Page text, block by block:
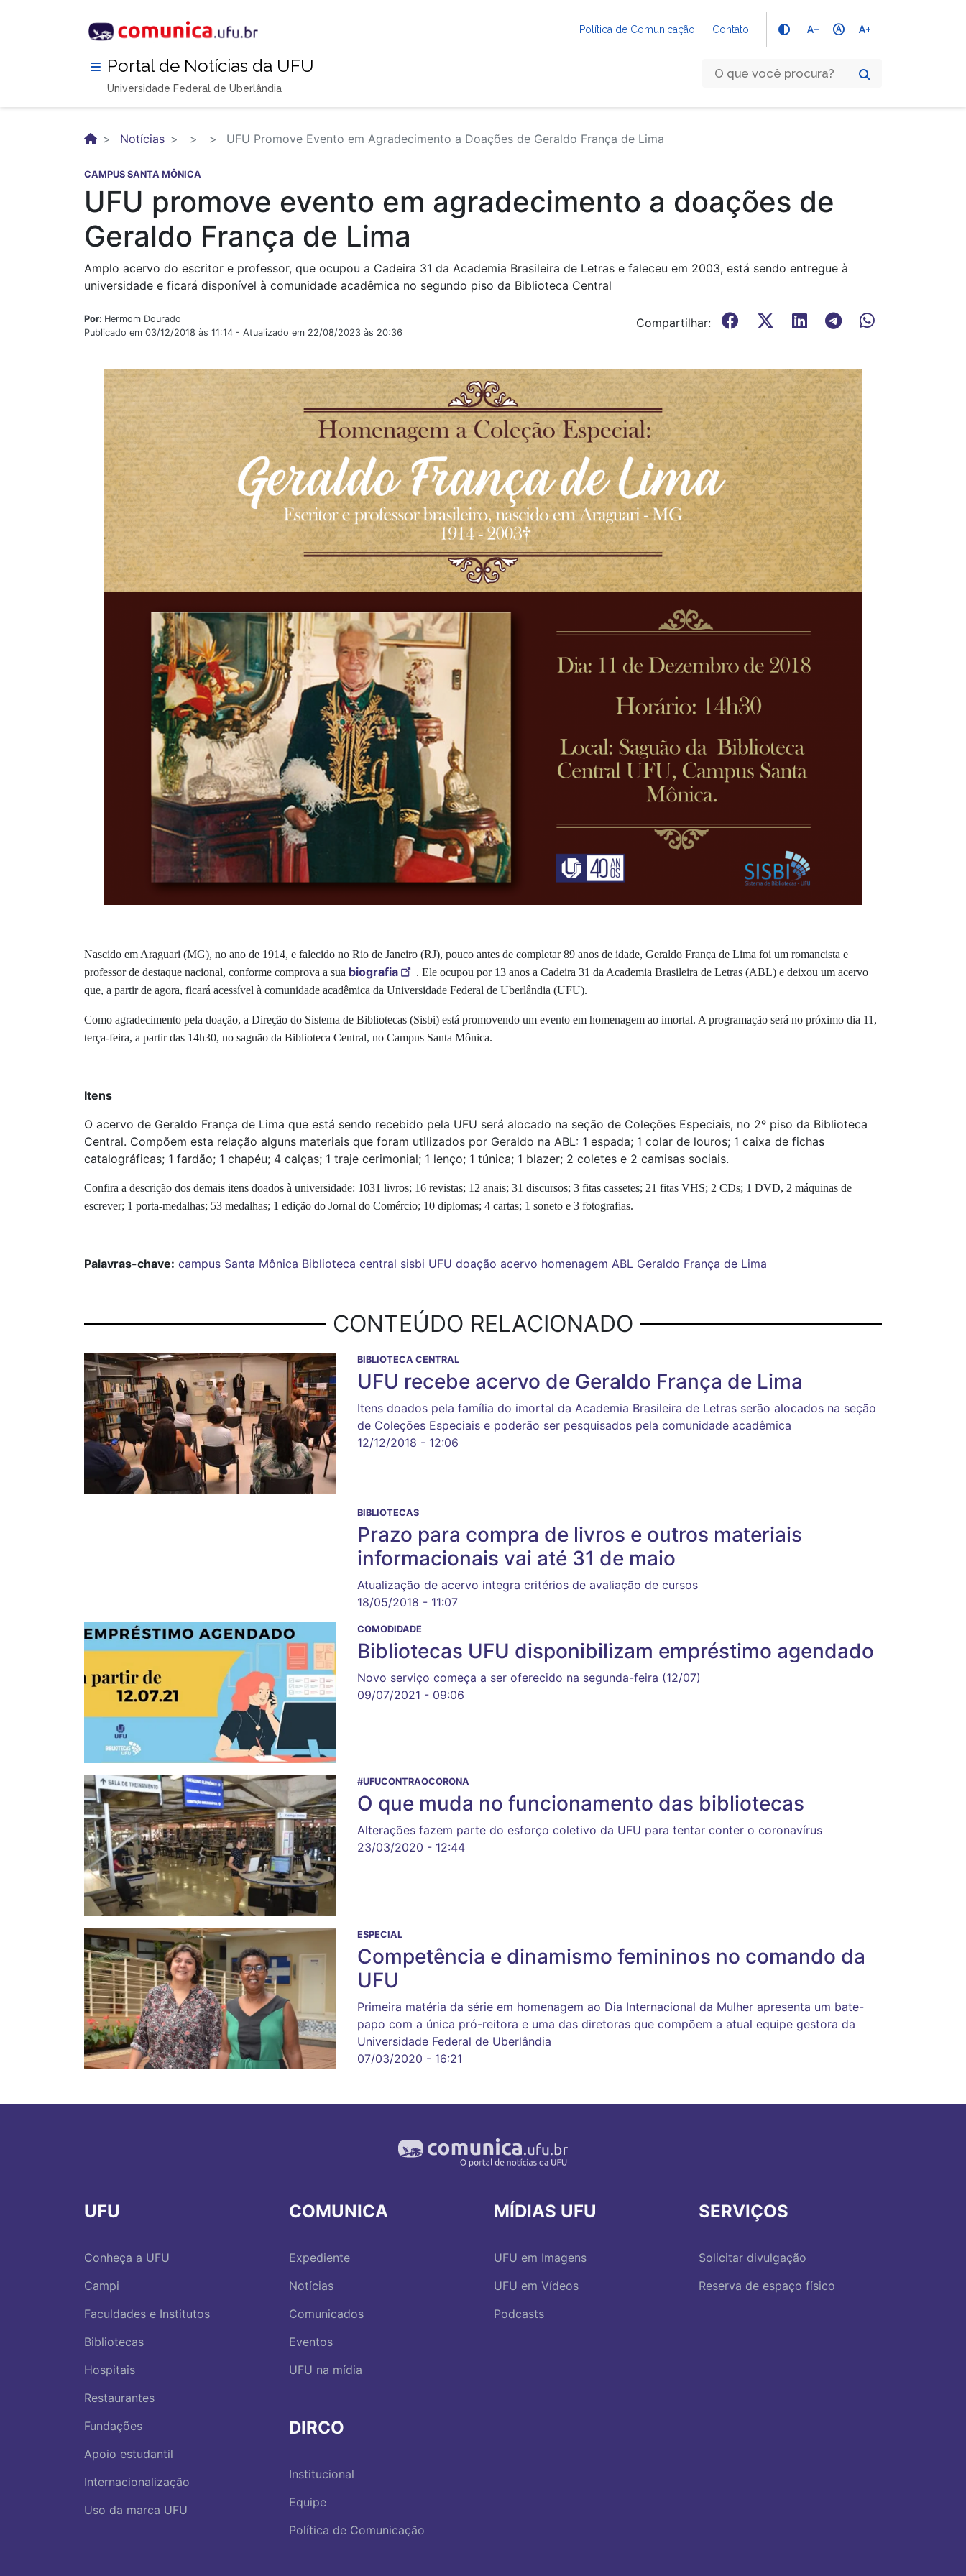
Política de Comunicação Contato text_decrease hdr_auto text_increase
Portal de Notícias da UFU
Universidade Federal de Uberlândia
Notícias UFU Promove Evento em Agradecimento a Doações de Geraldo França de Lima
CAMPUS SANTA MÔNICA
UFU promove evento em agradecimento a doações de
Geraldo França de Lima
Amplo acervo do escritor e professor, que ocupou a Cadeira 31 da Academia Brasileira de Letras e faleceu em 2003, está sendo entregue à
universidade e ficará disponível à comunidade acadêmica no segundo piso da Biblioteca Central
Por: Hermom Dourado
Publicado em 03/12/2018 às 11:14 - Atualizado em 22/08/2023 às 20:36
Compartilhar:
Nascido em Araguari (MG), no ano de 1914, e falecido no Rio de Janeiro (RJ), pouco antes de completar 89 anos de idade, Geraldo França de Lima foi um romancista e
professor de destaque nacional, conforme comprova a sua biografia
. Ele ocupou por 13 anos a Cadeira 31 da Academia Brasileira de Letras (ABL) e deixou um acervo
que, a partir de agora, ficará acessível à comunidade acadêmica da Universidade Federal de Uberlândia (UFU).
Como agradecimento pela doação, a Direção do Sistema de Bibliotecas (Sisbi) está promovendo um evento em homenagem ao imortal. A programação será no próximo dia 11,
terça-feira, a partir das 14h30, no saguão da Biblioteca Central, no Campus Santa Mônica.
Itens
O acervo de Geraldo França de Lima que está sendo recebido pela UFU será alocado na seção de Coleções Especiais, no 2º piso da Biblioteca
Central. Compõem esta relação alguns materiais que foram utilizados por Geraldo na ABL: 1 espada; 1 colar de louros; 1 caixa de fichas
catalográficas; 1 fardão; 1 chapéu; 4 calças; 1 traje cerimonial; 1 lenço; 1 túnica; 1 blazer; 2 coletes e 2 camisas sociais.
Confira a descrição dos demais itens doados à universidade: 1031 livros; 16 revistas; 12 anais; 31 discursos; 3 fitas cassetes; 21 fitas VHS; 2 CDs; 1 DVD, 2 máquinas de
escrever; 1 porta-medalhas; 53 medalhas; 1 edição do Jornal do Comércio; 10 diplomas; 4 cartas; 1 soneto e 3 fotografias.
Palavras-chave: campus Santa Mônica Biblioteca central sisbi UFU doação acervo homenagem ABL Geraldo França de Lima
CONTEÚDO RELACIONADO
BIBLIOTECA CENTRAL
UFU recebe acervo de Geraldo França de Lima
Itens doados pela família do imortal da Academia Brasileira de Letras serão alocados na seção
de Coleções Especiais e poderão ser pesquisados pela comunidade acadêmica
12/12/2018 - 12:06
BIBLIOTECAS
Prazo para compra de livros e outros materiais
informacionais vai até 31 de maio
Atualização de acervo integra critérios de avaliação de cursos
18/05/2018 - 11:07
COMODIDADE
Bibliotecas UFU disponibilizam empréstimo agendado
Novo serviço começa a ser oferecido na segunda-feira (12/07)
09/07/2021 - 09:06
#UFUCONTRAOCORONA
O que muda no funcionamento das bibliotecas
Alterações fazem parte do esforço coletivo da UFU para tentar conter o coronavírus
23/03/2020 - 12:44
ESPECIAL
Competência e dinamismo femininos no comando da
UFU
Primeira matéria da série em homenagem ao Dia Internacional da Mulher apresenta um bate-
papo com a única pró-reitora e uma das diretoras que compõem a atual equipe gestora da
Universidade Federal de Uberlândia
07/03/2020 - 16:21
UFU
Conheça a UFU
Campi
Faculdades e Institutos
Bibliotecas
Hospitais
Restaurantes
Fundações
Apoio estudantil
Internacionalização
Uso da marca UFU
COMUNICA
Expediente
Notícias
Comunicados
Eventos
UFU na mídia
DIRCO
Institucional
Equipe
Política de Comunicação
MÍDIAS UFU
UFU em Imagens
UFU em Vídeos
Podcasts
SERVIÇOS
Solicitar divulgação
Reserva de espaço físico